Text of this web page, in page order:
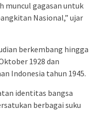
muncul gagasan untuk
Nasional,” ujar
berkembang hingga
1928 dan
Indonesia tahun 1945.
identitas bangsa
berbagai suku